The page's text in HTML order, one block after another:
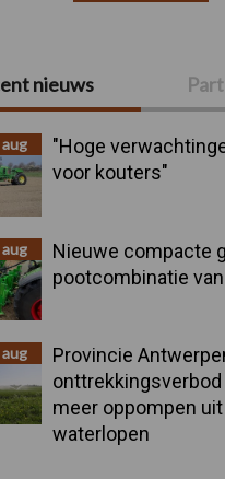
nieuws
"Hoge
voor kouters"
Nieuwe compacte
pootcombinatie van
Provincie
meer oppompen
waterlopen